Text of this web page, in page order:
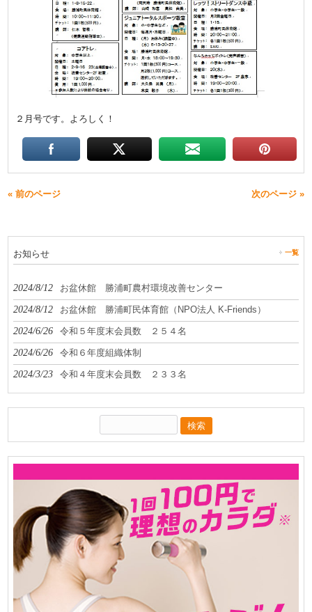
２月号です。よろしく！
« 前のページ 次のページ »
お知らせ 一覧
2024/8/12 お盆休館 勝浦町農村環境改善センター
2024/8/12 お盆休館 勝浦町民体育館（NPO法人 K-Friends）
2024/6/26 令和５年度末会員数 ２５４名
2024/6/26 令和６年度組織体制
2024/3/23 令和４年度末会員数 ２３３名
索: